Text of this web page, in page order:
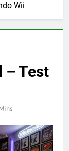
Wii
– Test